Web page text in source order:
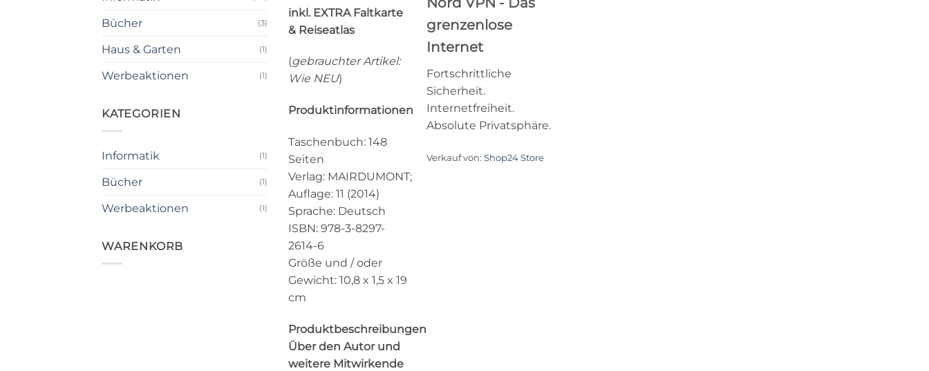
Bücher (3)
Haus & Garten (1)
Werbeaktionen (1)
KATEGORIEN
Informatik (1)
Bücher (1)
Werbeaktionen (1)
WARENKORB
11,99 €5,00 €.
inkl. EXTRA Faltkarte
& Reiseatlas
(gebrauchter Artikel:
Wie NEU)
Produktinformationen
Taschenbuch: 148
Seiten
Verlag: MAIRDUMONT;
Auflage: 11 (2014)
Sprache: Deutsch
ISBN: 978-3-8297-
2614-6
Größe und / oder
Gewicht: 10,8 x 1,5 x 19
cm
Produktbeschreibungen
Über den Autor und
weitere Mitwirkende
grenzenlose
Internet
Fortschrittliche
Sicherheit.
Internetfreiheit.
Absolute Privatsphäre.
Verkauf von: Shop24 Store